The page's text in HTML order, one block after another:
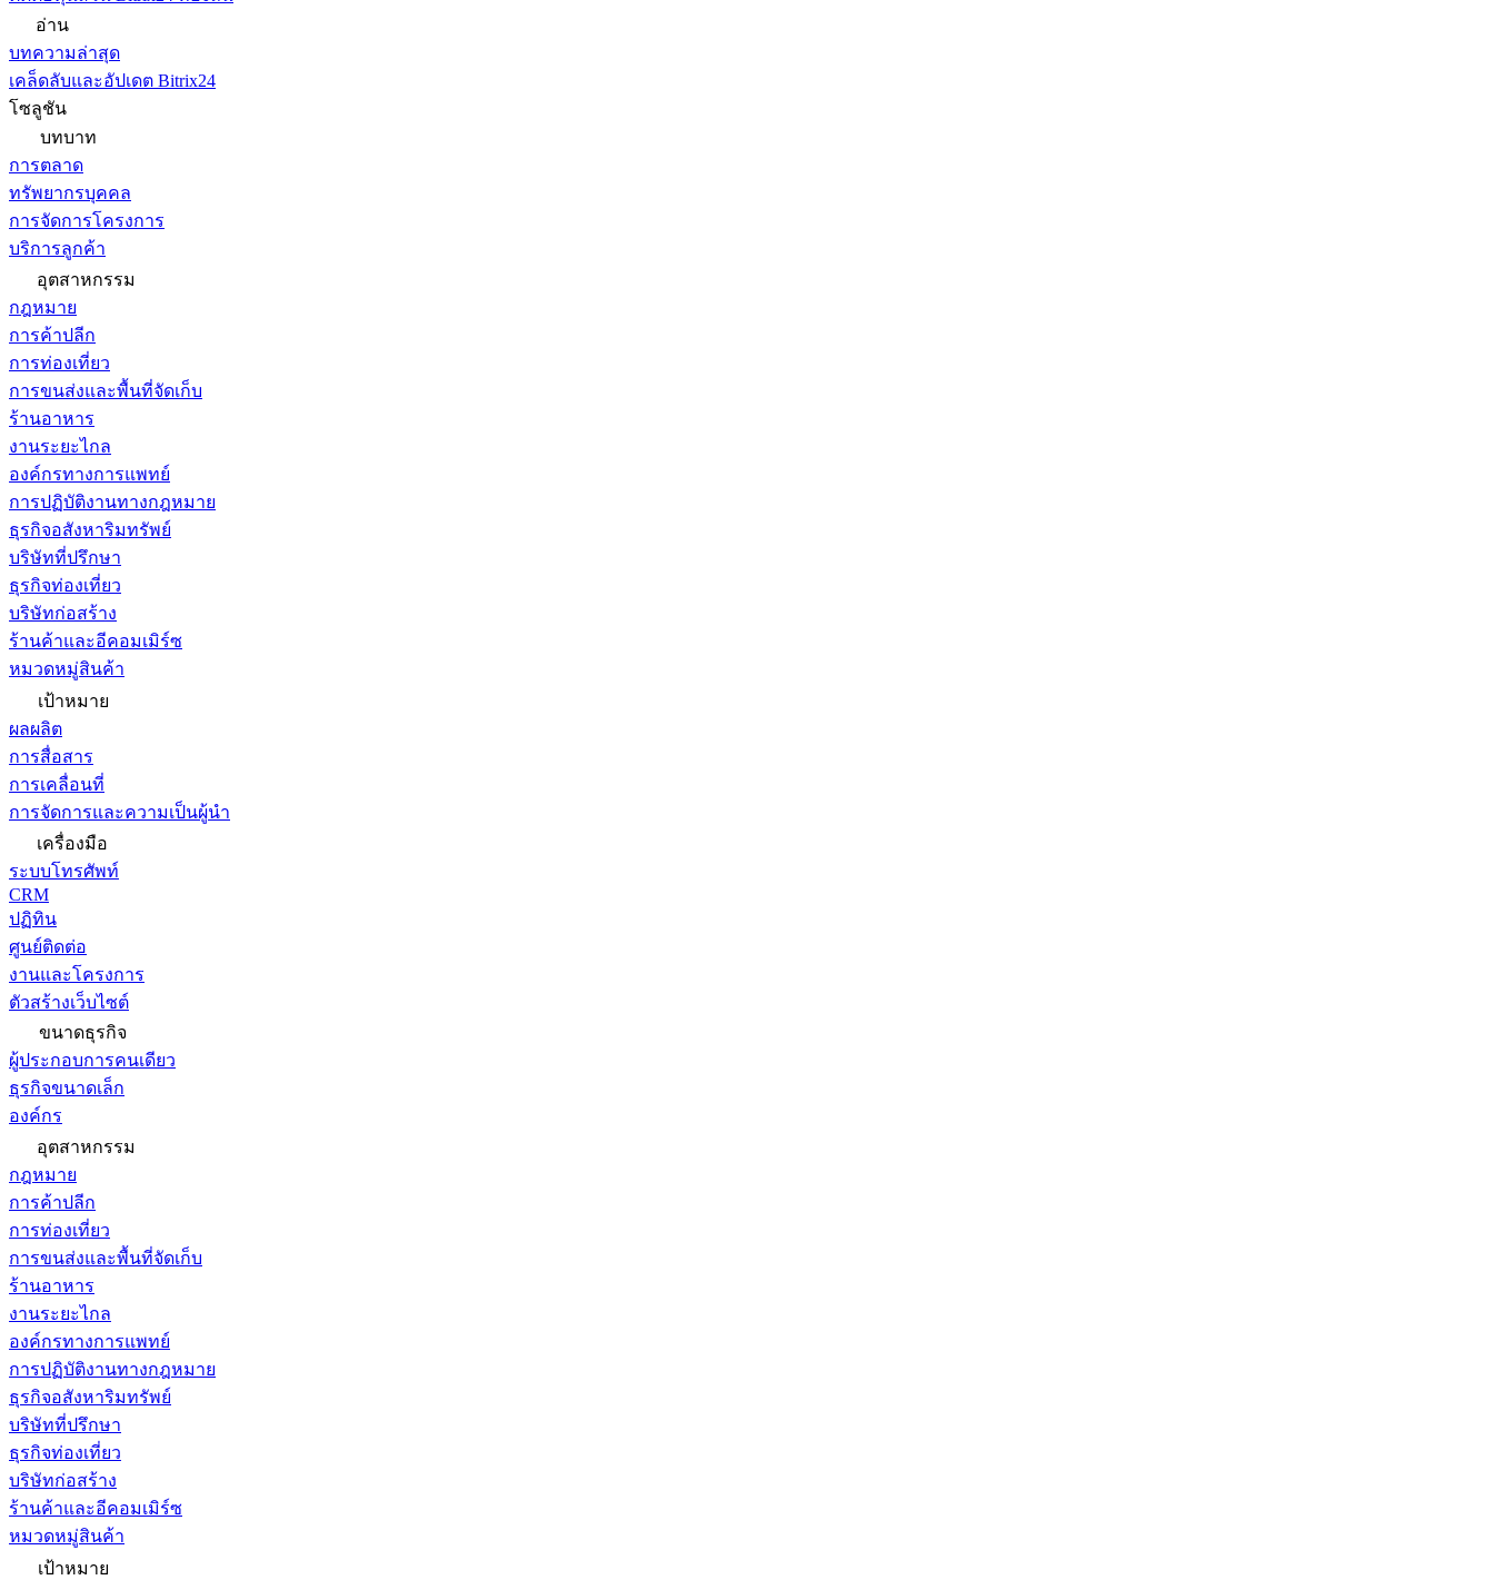
อ่าน
บทความล่าสุด
เคล็ดลับและอัปเดต Bitrix24
โซลูชัน
บทบาท
การตลาด
ทรัพยากรบุคคล
การจัดการโครงการ
บริการลูกค้า
อุตสาหกรรม
กฎหมาย
การค้าปลีก
การท่องเที่ยว
การขนส่งและพื้นที่จัดเก็บ
ร้านอาหาร
งานระยะไกล
องค์กรทางการแพทย์
การปฏิบัติงานทางกฎหมาย
ธุรกิจอสังหาริมทรัพย์
บริษัทที่ปรึกษา
ธุรกิจท่องเที่ยว
บริษัทก่อสร้าง
ร้านค้าและอีคอมเมิร์ซ
หมวดหมู่สินค้า
เป้าหมาย
ผลผลิต
การสื่อสาร
การเคลื่อนที่
การจัดการและความเป็นผู้นำ
เครื่องมือ
ระบบโทรศัพท์
CRM
ปฏิทิน
ศูนย์ติดต่อ
งานและโครงการ
ตัวสร้างเว็บไซต์
ขนาดธุรกิจ
ผู้ประกอบการคนเดียว
ธุรกิจขนาดเล็ก
องค์กร
อุตสาหกรรม
กฎหมาย
การค้าปลีก
การท่องเที่ยว
การขนส่งและพื้นที่จัดเก็บ
ร้านอาหาร
งานระยะไกล
องค์กรทางการแพทย์
การปฏิบัติงานทางกฎหมาย
ธุรกิจอสังหาริมทรัพย์
บริษัทที่ปรึกษา
ธุรกิจท่องเที่ยว
บริษัทก่อสร้าง
ร้านค้าและอีคอมเมิร์ซ
หมวดหมู่สินค้า
เป้าหมาย